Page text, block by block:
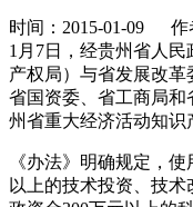
时间：2015-01-09
1月7日，经贵州省人
产权局）与省发展改革
省国资委、省工商局
州省重大经济活动知识
《办法》明确规定，
以上的技术投资、技